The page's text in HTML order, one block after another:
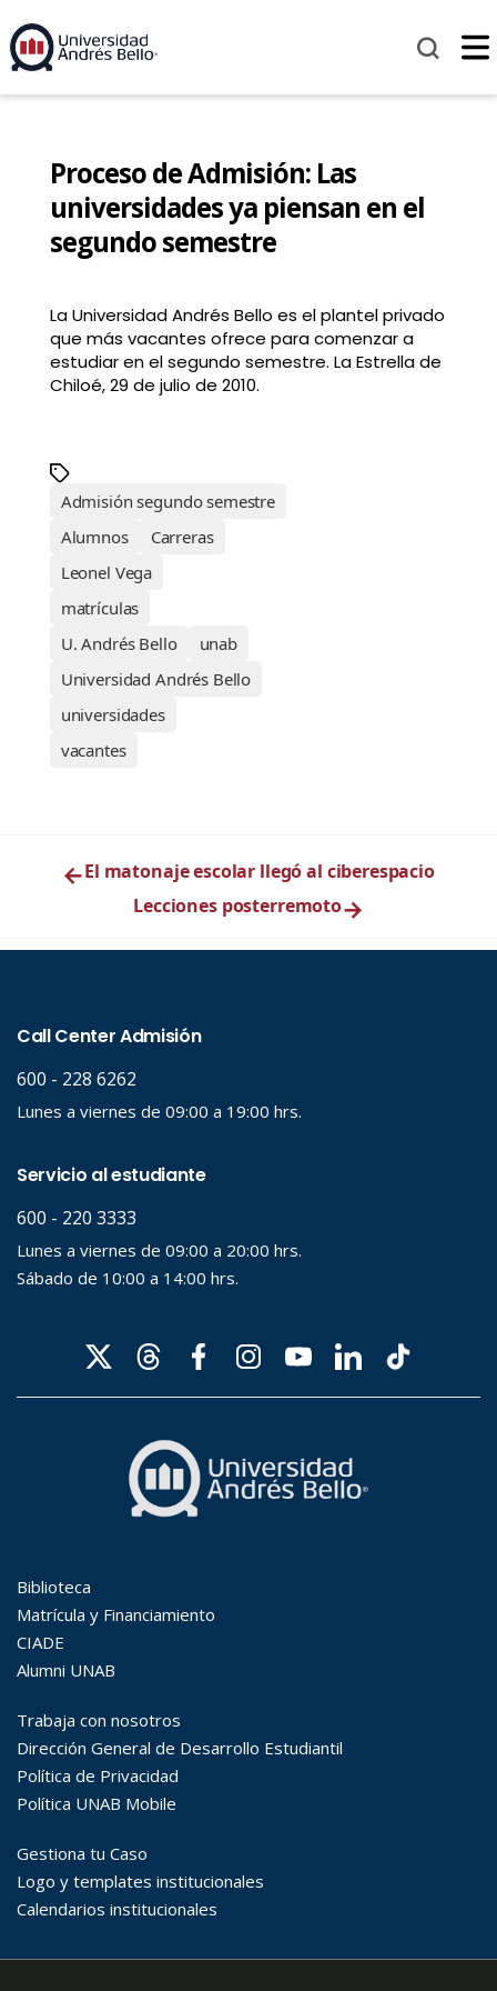
Proceso de Admisión: Las
universidades ya piensan en el
segundo semestre
La Universidad Andrés Bello es el plantel privado
que más vacantes ofrece para comenzar a
estudiar en el segundo semestre. La Estrella de
Chiloé, 29 de julio de 2010.
Admisión segundo semestre
Alumnos
Carreras
Leonel Vega
matrículas
U. Andrés Bello
unab
Universidad Andrés Bello
universidades
vacantes
←El matonaje escolar llegó al ciberespacio
Lecciones posterremoto→